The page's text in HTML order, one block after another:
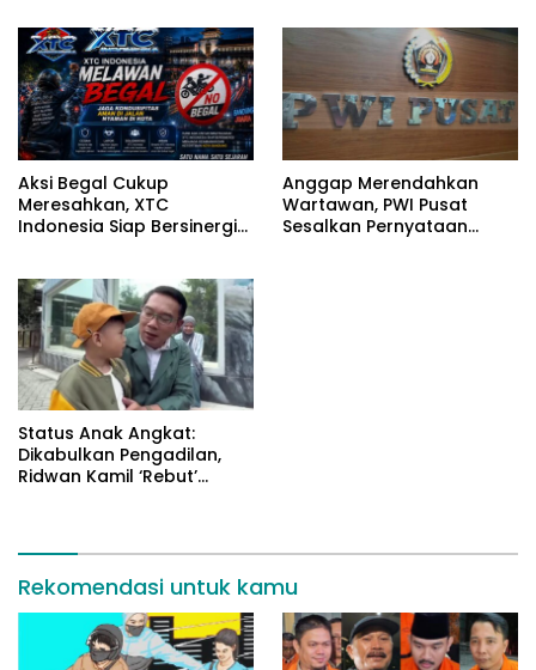
Aksi Begal Cukup
Meresahkan, XTC
Indonesia Siap Bersinergi
Anggap Merendahkan
Wartawan, PWI Pusat
Sesalkan Pernyataan
Status Anak Angkat:
Dikabulkan Pengadilan,
Ridwan Kamil ‘Rebut’
Rekomendasi untuk kamu